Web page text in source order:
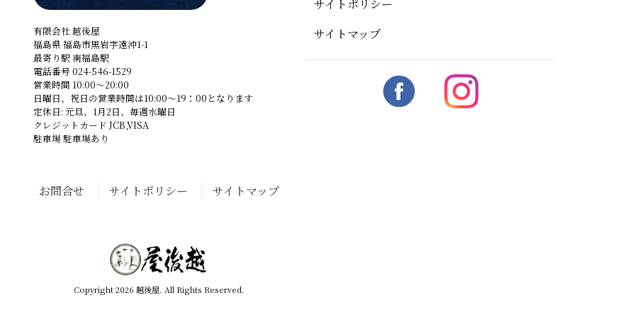
有限会社 越後屋
福島県 福島市黒岩字遠沖1-1
最寄り駅 南福島駅
電話番号 024-546-1529
営業時間 10:00～20:00
日曜日、祝日の営業時間は10:00～19：00となります
定休日: 元旦、1月2日、毎週水曜日
クレジットカード JCB,VISA
駐車場 駐車場あり
サイトポリシー
サイトマップ
お問合せ サイトポリシー サイトマップ
Copyright 2026 越後屋. All Rights Reserved.